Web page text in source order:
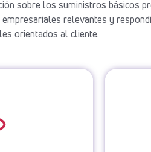
sobre los suministros básicos
relevantes y
orientados al cliente.